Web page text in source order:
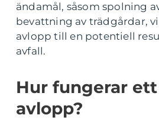
ändamål, såsom spolning
bevattning av trädgårdar,
avlopp till en potentiell
avfall.
Hur fungerar ett
avlopp?